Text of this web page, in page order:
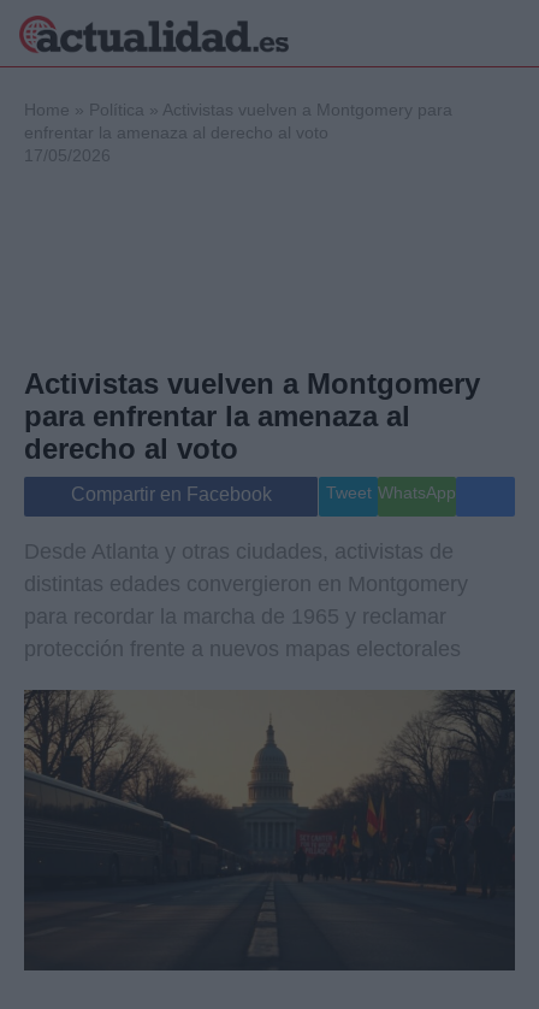
Internacional
Viajes
Gente
Musica
Home » Política » Activistas vuelven a Montgomery para
enfrentar la amenaza al derecho al voto
17/05/2026
Activistas vuelven a Montgomery
para enfrentar la amenaza al
derecho al voto
Compartir en Facebook Tweet WhatsApp
Desde Atlanta y otras ciudades, activistas de
distintas edades convergieron en Montgomery
para recordar la marcha de 1965 y reclamar
protección frente a nuevos mapas electorales